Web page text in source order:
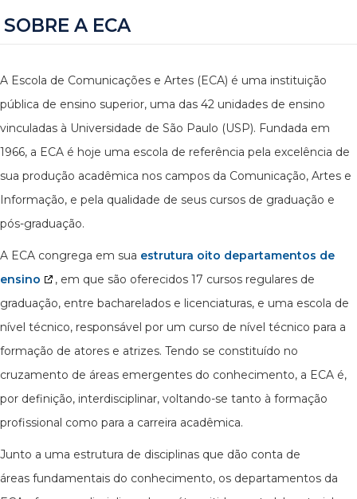
SOBRE A ECA
A Escola de Comunicações e Artes (ECA) é uma instituição
pública de ensino superior, uma das 42 unidades de ensino
vinculadas à Universidade de São Paulo (USP). Fundada em
1966, a ECA é hoje uma escola de referência pela excelência de
sua produção acadêmica nos campos da Comunicação, Artes e
Informação, e pela qualidade de seus cursos de graduação e
pós-graduação.
A ECA congrega em sua estrutura oito departamentos de
ensino
, em que são oferecidos 17 cursos regulares de
graduação, entre bacharelados e licenciaturas, e uma escola de
nível técnico, responsável por um curso de nível técnico para a
formação de atores e atrizes. Tendo se constituído no
cruzamento de áreas emergentes do conhecimento, a ECA é,
por definição, interdisciplinar, voltando-se tanto à formação
profissional como para a carreira acadêmica.
Junto a uma estrutura de disciplinas que dão conta de
áreas fundamentais do conhecimento, os departamentos da